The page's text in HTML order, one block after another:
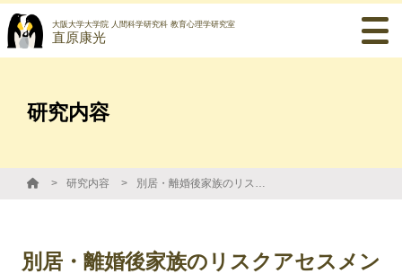
大阪大学大学院 人間科学研究科 教育心理学研究室
直原康光
研究内容
研究内容 別居・離婚後家族のリスクアセスメントツールの開発と実用性の検証
別居・離婚後家族のリスクアセスメン